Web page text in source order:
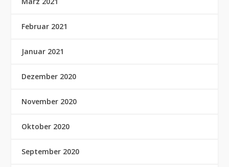
Februar 2021
Januar 2021
Dezember 2020
November 2020
Oktober 2020
September 2020